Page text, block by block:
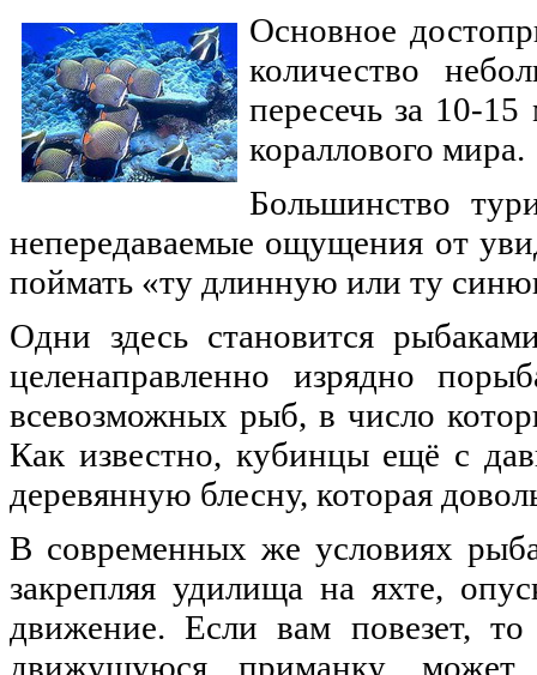
Основное
количество
пересечь за 10-
кораллового мира.
Большинство
непередаваемые ощущения от
поймать «ту длинную или ту
Одни здесь становится
целенаправленно изрядно
всевозможных рыб, в число
Как известно, кубинцы ещё с
деревянную блесну, которая
В современных же условиях
закрепляя удилища на яхте,
движение. Если вам повезет,
движущуюся приманку,